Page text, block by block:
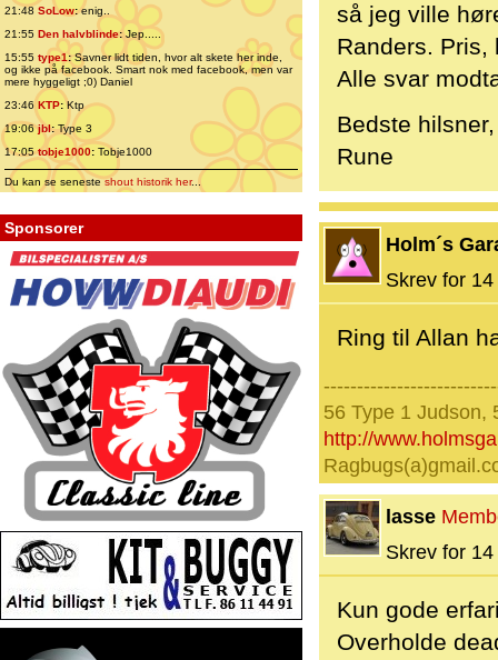
21:48 SoLow:enig..
21:55 Den halvblinde:Jep.....
15:55 type1:Savner lidt tiden, hvor alt skete her inde,
og ikke på facebook. Smart nok med facebook, men var
mere hyggeligt ;0) Daniel
23:46 KTP:Ktp
19:06jbl:Type 3
17:05tobje1000: Tobje1000
Du kan se senesteshout historik her...
Sponsorer
så jeg ville
Randers. Pris,
Alle svar
Bedste hilsner,
Rune
Holm´s
Skrev for
Ring til Allan
56 Type 1 Judson,
http://
lasse
Skrev for
Kun gode
Overholde